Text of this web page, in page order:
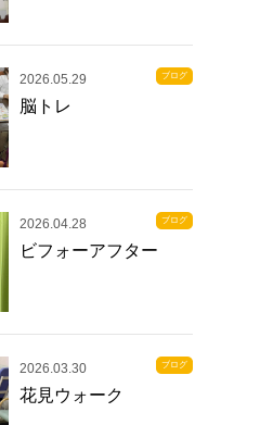
2026.05.29 ブログ
脳トレ
2026.04.28 ブログ
ビフォーアフター
2026.03.30 ブログ
花見ウォーク